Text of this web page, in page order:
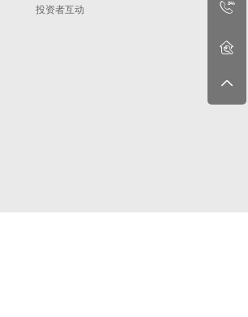
投资者互动